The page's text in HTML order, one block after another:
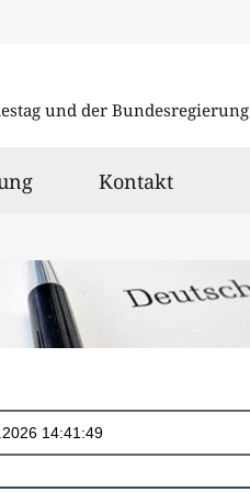
und der Bundesregierung
Kontakt